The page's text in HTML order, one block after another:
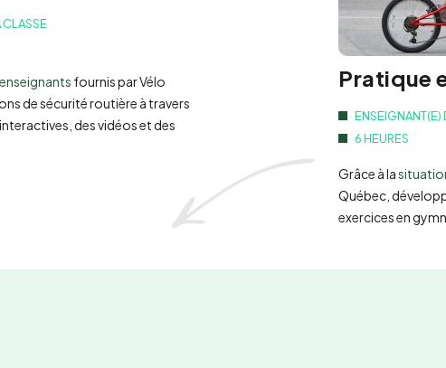
CLASSE
fournis par Vélo
de sécurité routière à travers
des vidéos et des
Pratique
ENSEIGNANT(E)
6 HEURES
Grâce à la
Québec,
exercices en